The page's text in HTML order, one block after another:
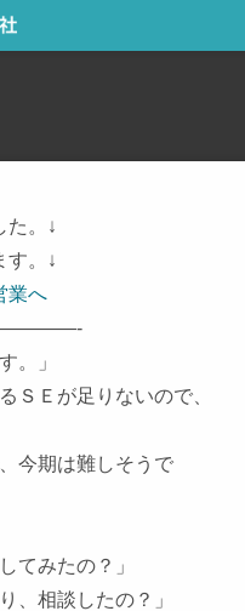
た。↓
す。↓
。」
ＳＥが足りないので、
今期は難しそうで
てみたの？」
、相談したの？」